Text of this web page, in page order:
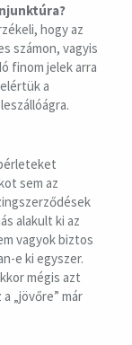
hogy az
számon, vagyis
finom jelek arra
a
sem az
alakult ki az
vagyok biztos
e ki egyszer.
mégis azt
„jövőre” már